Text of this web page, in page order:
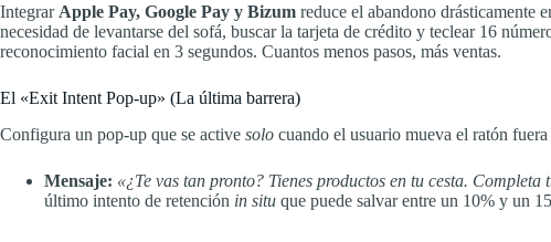
Integrar Apple Pay, Google Pay y Bizum reduce el abandono drásticamente
necesidad de levantarse del sofá, buscar la tarjeta de crédito y teclear 16
reconocimiento facial en 3 segundos. Cuantos menos pasos, más ventas.
El «Exit Intent Pop-up» (La última barrera)
Configura un pop-up que se active solo cuando el usuario mueva el ratón
Mensaje: «¿Te vas tan pronto? Tienes productos en tu cesta.
último intento de retención in situ que puede salvar entre un 10% y un